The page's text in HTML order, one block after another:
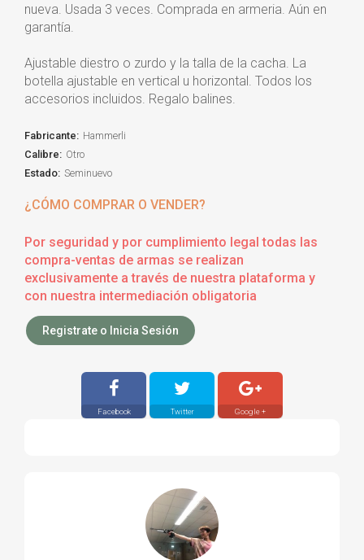
nueva. Usada 3 veces. Comprada en armeria. Aún en
garantía.
Ajustable diestro o zurdo y la talla de la cacha. La
botella ajustable en vertical u horizontal. Todos los
accesorios incluidos. Regalo balines.
Fabricante: Hammerli
Calibre: Otro
Estado: Seminuevo
¿CÓMO COMPRAR O VENDER?
Por seguridad y por cumplimiento legal todas las
compra-ventas de armas se realizan
exclusivamente a través de nuestra plataforma y
con nuestra intermediación obligatoria
Registrate o Inicia Sesión
Facebook Twitter Google +